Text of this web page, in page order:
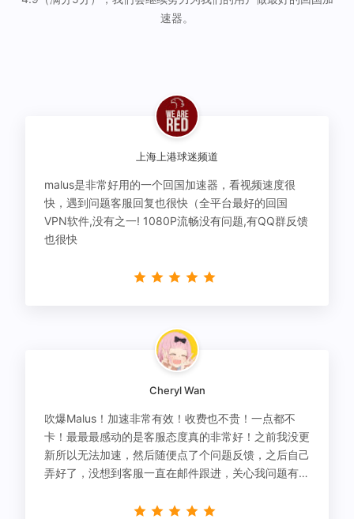
速器。
上海上港球迷频道
malus是非常好用的一个回国加速器，看视频速度很
快，遇到问题客服回复也很快（全平台最好的回国
VPN软件,没有之一! 1080P流畅没有问题,有QQ群反馈
也很快
Cheryl Wan
吹爆Malus！加速非常有效！收费也不贵！一点都不
卡！最最最感动的是客服态度真的非常好！之前我没更
新所以无法加速，然后随便点了个问题反馈，之后自己
弄好了，没想到客服一直在邮件跟进，关心我问题有没